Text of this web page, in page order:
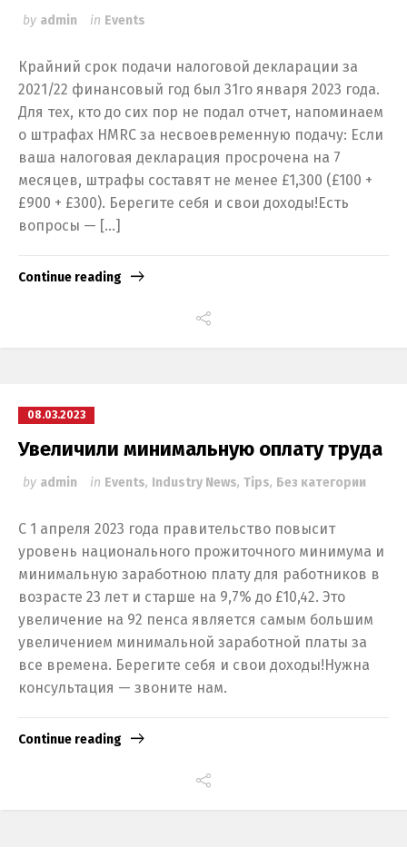
by admin in Events
Крайний срок подачи налоговой декларации за
2021/22 финансовый год был 31го января 2023 года.
Для тех, кто до сих пор не подал отчет, напоминаем
о штрафах HMRC за несвоевременную подачу: Если
ваша налоговая декларация просрочена на 7
месяцев, штрафы составят не менее £1,300 (£100 +
£900 + £300). Берегите себя и свои доходы!Есть
вопросы — […]
Continue reading
08.03.2023
Увеличили минимальную оплату труда
by admin in Events, Industry News, Tips, Без категории
С 1 апреля 2023 года правительство повысит
уровень национального прожиточного минимума и
минимальную заработною плату для работников в
возрасте 23 лет и старше на 9,7% до £10,42. Это
увеличение на 92 пенса является самым большим
увеличением минимальной заработной платы за
все времена. Берегите себя и свои доходы!Нужна
консультация — звоните нам.
Continue reading